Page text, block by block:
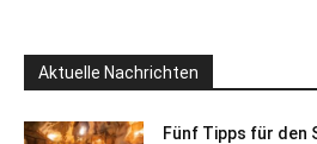
Aktuelle Nachrichten
Fünf Tipps für den